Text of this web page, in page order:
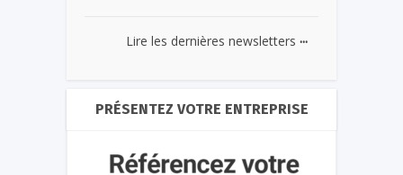
Lire les dernières newsletters ...
PRÉSENTEZ VOTRE ENTREPRISE